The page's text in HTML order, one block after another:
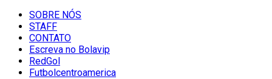
SOBRE NÓS
STAFF
CONTATO
Escreva no Bolavip
RedGol
Futbolcentroamerica